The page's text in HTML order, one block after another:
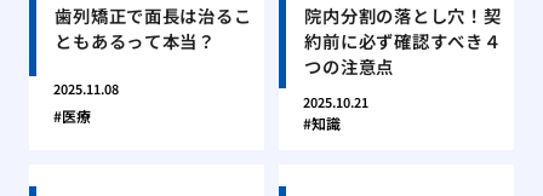
歯列矯正で面長は治るこ
ともあるって本当？
2025.11.08
医療
院内分割の落とし穴！契
約前に必ず確認すべき４
つの注意点
2025.10.21
知識